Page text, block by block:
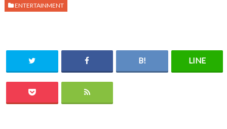
ENTERTAINMENT